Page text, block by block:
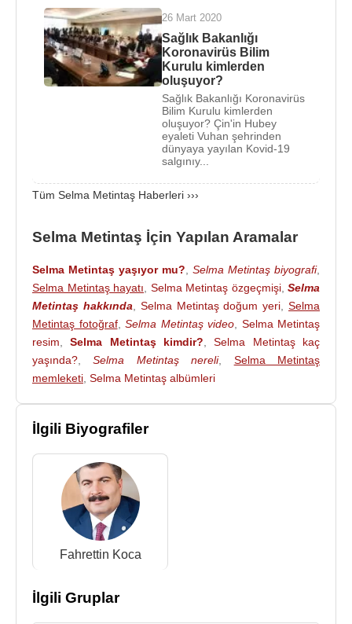
Kuruluiçinde olduğu bildirildi.
Sağlık BakanıFahrettin Koca’nın açıklamasına
göre, halk sağlığı uzmanlarından oluşan bu kurul,
koronavirüsün psikolojik, sosyolojik, istatistikî ve
din sosyolojisi boyutunu irdeleleyeceğini açıkladı.
Üye olduğu Mesleki Kuruluşlar:
Halk Sağlığı Uzmanları Derneği
26 Mart 2020
Sağlık Bakanlığı
Koronavirüs Bilim
Kurulu kimlerden
oluşuyor?
Sağlık Bakanlığı Koronavirüs
Bilim Kurulu kimlerden
oluşuyor? Çin'in Hubey
eyaleti Vuhan şehrinden
dünyaya yayılan Kovid-19
salgınıy...
Tüm Selma Metintaş Haberleri ›››
Selma Metintaş İçin Yapılan Aramalar
Selma Metintaş yaşıyor mu? Selma Metintaş biyografi,
Selma Metintaş hayatı
Selma Metintaş özgeçmişi, Selma
Metintaş hakkında
Selma Metintaş doğum yeri ,Selma
Metintaş fotoğraf, Selma Metintaş video
Selma Metintaş
resim ,Selma Metintaş kimdir? ,Selma Metintaş kaç
yaşında? ,Selma Metintaş nereli, Selma Metintaş
memleketi Selma Metintaş albümleri
İlgili Biyografiler
Fahrettin Koca
İlgili Gruplar